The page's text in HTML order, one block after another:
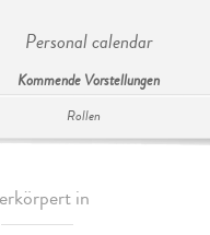
Personal calendar
Kommende Vorstellungen
Rollen
in